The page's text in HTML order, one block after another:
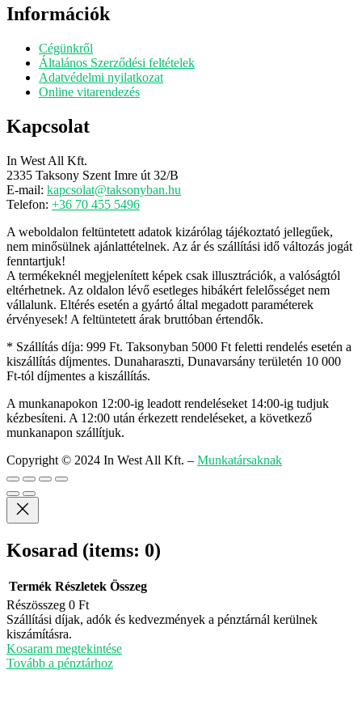
Információk
Cégünkről
Általános Szerződési feltételek
Adatvédelmi nyilatkozat
Online vitarendezés
Kapcsolat
In West All Kft.
2335 Taksony Szent Imre út 32/B
E-mail: kapcsolat@taksonyban.hu
Telefon: +36 70 455 5496
A weboldalon feltüntetett adatok kizárólag tájékoztató jellegűek,
nem minősülnek ajánlattételnek. Az ár és szállítási idő változás jogát
fenntartjuk!
A termékeknél megjelenített képek csak illusztrációk, a valóságtól
eltérhetnek. Az oldalon lévő esetleges hibákért felelősséget nem
vállalunk. Eltérés esetén a gyártó által megadott paraméterek
érvényesek! A feltüntetett árak bruttóban értendők.
* Szállítás díja: 999 Ft. Taksonyban 5000 Ft feletti rendelés esetén a
kiszállítás díjmentes. Dunaharaszti, Dunavarsány területén 10 000
Ft-tól díjmentes a kiszállítás.
A munkanapokon 12:00-ig leadott rendeléseket 14:00-ig tudjuk
kézbesíteni. A 12:00 után érkezett rendeléseket, a következő
munkanapon szállítjuk.
Copyright © 2024 In West All Kft. – Munkatársaknak
Kosarad (items: 0)
Termékek
a
kosárban
Termék Részletek Összeg
Részösszeg 0 Ft
Szállítási díjak, adók és kedvezmények a pénztárnál kerülnek
kiszámításra.
Kosaram megtekintése
Tovább a pénztárhoz